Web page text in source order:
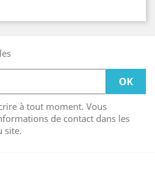
à tout moment. Vous
de contact dans les
site.